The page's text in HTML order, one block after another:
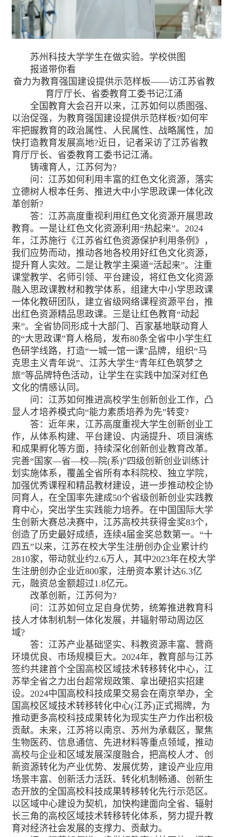
苏州科技大学学生在做实验。学校供图
报道带你看
奋力为教育强国建设提供示范样板——访江苏省教
育厅厅长、省委教育工委书记江涌
全国教育大会召开以来，江苏如何以质图强、
以治促强，为教育强国建设提供示范样板?如何牢
牢把握教育的政治属性、人民属性、战略属性，加
快打造教育发展高地?近日，记者采访了江苏省教
育厅厅长、省委教育工委书记江涌。
铸魂育人，江苏何为?
问：江苏如何利用丰富的红色文化资源，落实
立德树人根本任务、推进大中小学思政课一体化改
革创新?
答：江苏高度重视利用红色文化资源开展思政
教育。一是让红色文化资源利用“热起来”。2024
年，江苏施行《江苏省红色资源保护利用条例》，
我们应势而动，推动各地各校用好红色文化资源，
提升育人实效。二是让教学主渠道“活起来”。注重
课堂教学、名师引领、平台建设，将红色文化资源
融入思政课教材和教学体系，组建大中小学思政课
一体化教研团队，建立省级网络课程资源平台，推
出红色资源精品思政课。三是让红色教育“动起
来”。全省协同形成十大部门、百家基地联动育人
的“大思政课”育人格局，发布80条全省中小学生红
色研学线路，打造“一城一馆一课”品牌，组织“马
克思主义青年说”、江苏大学生“青年红色筑梦之
旅”等品牌特色活动，让学生在实践中加深对红色
文化的情感认同。
问：江苏如何推进高校学生创新创业工作，凸
显人才培养模式向“能力素质培养为先”转变?
答：近年来，江苏高度重视大学生创新创业工
作，从体系构建、平台建设、内涵提升、项目演练
和成果孵化等方面，持续深化创新创业教育改革。
完善“国家—省—校—院(系)”四级创新创业训练计
划实施体系，覆盖全省所有本科院校、独立学院，
加强优秀课程和精品教材建设，进一步推动校企协
同育人，在全国率先建成50个省级创新创业实践教
育中心，突出学生实践能力培养。在中国国际大学
生创新大赛总决赛中，江苏高校共获得金奖83个，
创造了历史最好成绩，连续4届金奖总数第一。“十
四五”以来，江苏在校大学生注册创办企业累计约
2810家，带动就业约2.6万人，其中2023年在校大学
生注册创办企业近800家，注册资本累计达6.3亿
元，融资总金额超过1.8亿元。
改革创新，江苏何为?
问：江苏如何立足自身优势，统筹推进教育科
技人才体制机制一体化发展，并辐射带动周边区
域?
答：江苏产业基础坚实、科教资源丰富、营商
环境优良、市场规模巨大。2024年，教育部与江苏
签约共建首个全国高校区域技术转移转化中心，江
苏举全省之力出台超常规政策、拿出硬招实招建
设。2024中国高校科技成果交易会在南京举办，全
国高校区域技术转移转化中心(江苏)正式揭牌，为
推动更多高校科技成果转化为现实生产力作出积极
贡献。未来，江苏将以南京、苏州为承载区，聚焦
生物医药、信息通信、先进材料等重点领域，推动
高校与企业和区域发展深度融合，把高校人才、创
新资源转化为产业优势、发展优势，建设产业应用
场景丰富、创新活力活跃、转化机制畅通、创新生
态开放的全国高校科技成果转移转化先行示范区。
以区域中心建设为契机，加快构建面向全省、辐射
长三角的高校区域技术转移转化体系，努力提升教
育对经济社会发展的支撑力、贡献力。